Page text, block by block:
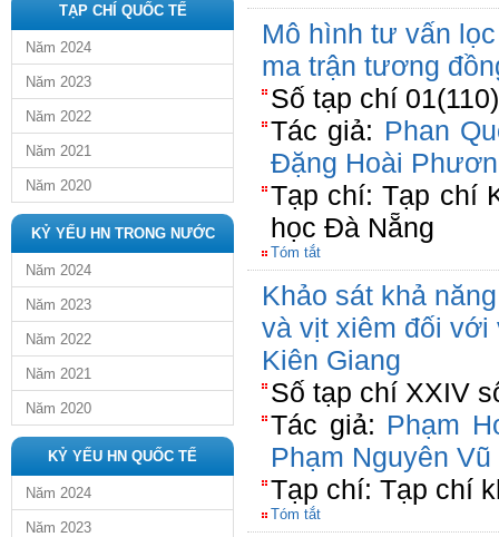
TẠP CHÍ QUỐC TẾ
Năm 2024
Năm 2023
Năm 2022
Năm 2021
Năm 2020
KỶ YẾU HN TRONG NƯỚC
Năm 2024
Năm 2023
Năm 2022
Năm 2021
Năm 2020
KỶ YẾU HN QUỐC TẾ
Năm 2024
Năm 2023
Mô hình tư vấn
ma trận tương
Số tạp chí
Tác giả: Phan
Đặng Hoài
Tạp chí: Tạp chí
học Đà Nẵng
Tóm tắt
Khảo sát khả
và vịt xiêm đối với
Kiên Giang
Số tạp chí XXIV
Tác giả: Phạm
Phạm Nguyên Vũ
Tạp chí: Tạp chí
Tóm tắt